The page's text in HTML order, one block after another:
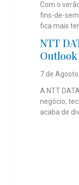
Com o
fins-de-
fica mais
NTT
Outlook
7 de
A NTT
negócio,
acaba de